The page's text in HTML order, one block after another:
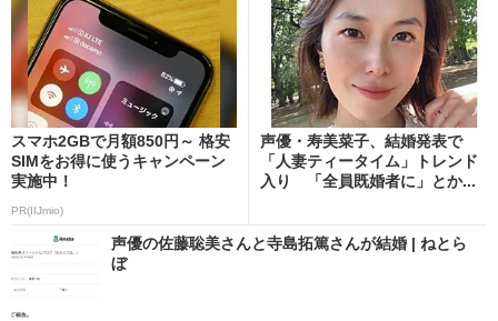
スマホ2GBで月額850円～ 格安
SIMをお得に使うキャンペーン
実施中！
PR(IIJmio)
声優・寿美菜子、結婚発表で
「人妻ティータイム」トレンド
入り 「全員既婚者に」とか...
声優の佐藤聡美さんと寺島拓篤さんが結婚 | ねとら
ぼ